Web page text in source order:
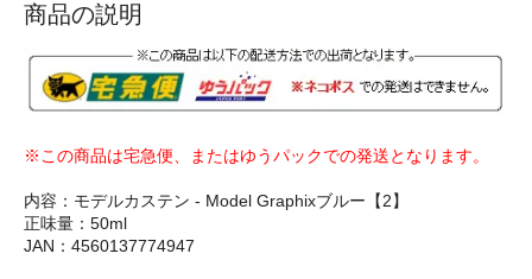
商品の説明
※この商品は宅急便、またはゆうパックでの発送となります。
内容：モデルカステン - Model Graphixブルー【2】
正味量：50ml
JAN：4560137774947